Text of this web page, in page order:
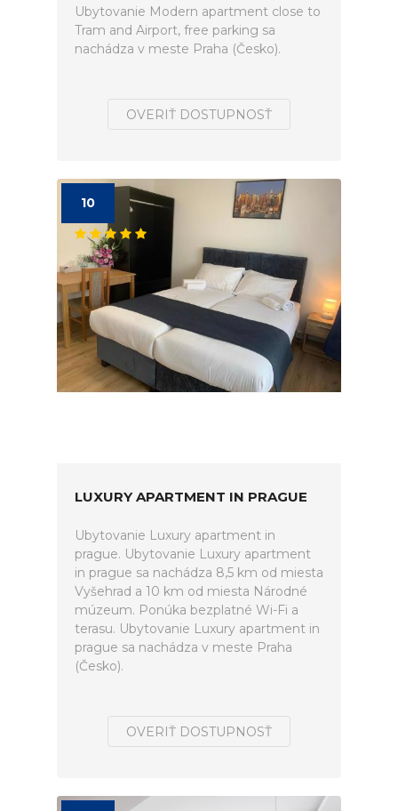
Ubytovanie Modern apartment close to
Tram and Airport, free parking sa
nachádza v meste Praha (Česko).
OVERIŤ DOSTUPNOSŤ
10
LUXURY APARTMENT IN PRAGUE
Ubytovanie Luxury apartment in
prague. Ubytovanie Luxury apartment
in prague sa nachádza 8,5 km od miesta
Vyšehrad a 10 km od miesta Národné
múzeum. Ponúka bezplatné Wi-Fi a
terasu. Ubytovanie Luxury apartment in
prague sa nachádza v meste Praha
(Česko).
OVERIŤ DOSTUPNOSŤ